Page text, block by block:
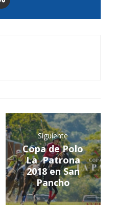
Siguiente
Copa de Polo
La Patrona
2018 en San
Pancho